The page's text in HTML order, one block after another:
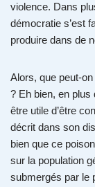
violence. Dans
démocratie s’est
produire dans de
Alors, que peut-
? Eh bien, en
être utile d’être
décrit dans son
bien que ce
sur la population
submergés par le